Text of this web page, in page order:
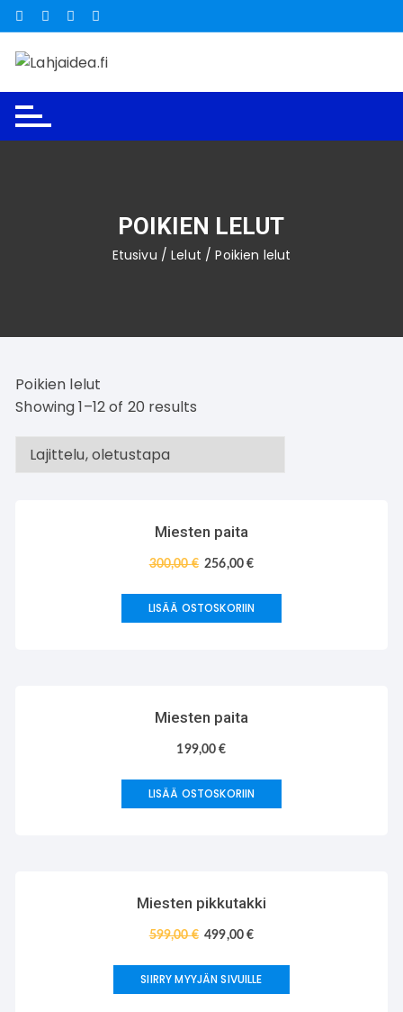
Siirry
suoraan
sisältöön
POIKIEN LELUT
Etusivu /Lelut / Poikien lelut
Poikien lelut
Showing 1–12 of 20 results
Miesten paita
300,00€ 256,00€
LISÄÄ OSTOSKORIIN
Miesten paita
199,00€
LISÄÄ OSTOSKORIIN
Miesten pikkutakki
599,00€ 499,00€
SIIRRY MYYJÄN SIVUILLE